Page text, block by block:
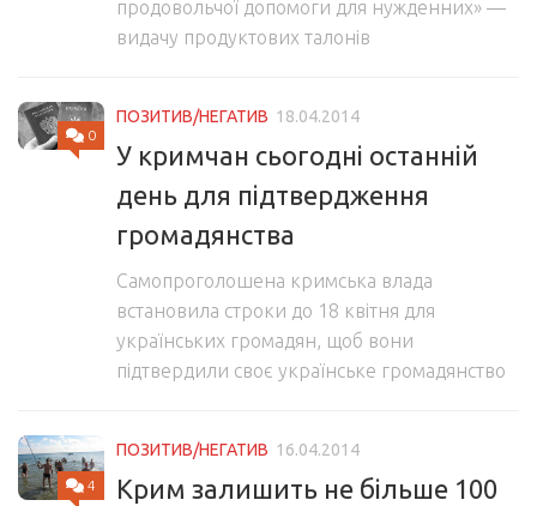
продовольчої допомоги для нужденних» —
видачу продуктових талонів
0
ПОЗИТИВ/НЕГАТИВ 18.04.2014
У кримчан сьогодні останній
день для підтвердження
громадянства
Самопроголошена кримська влада
встановила строки до 18 квітня для
українських громадян, щоб вони
підтвердили своє українське громадянство
4
ПОЗИТИВ/НЕГАТИВ 16.04.2014
Крим залишить не більше 100